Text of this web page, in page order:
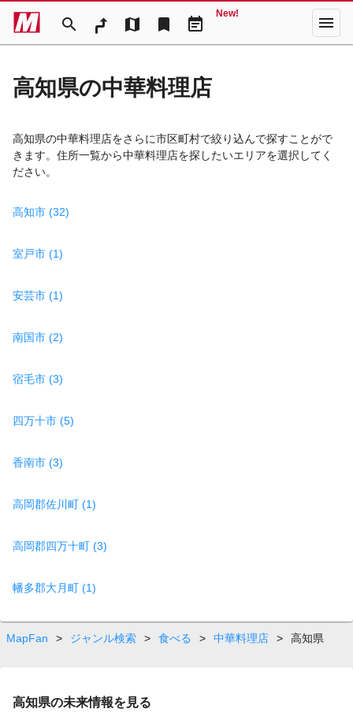
search map bookmark event_note
New! menu
高知県の中華料理店
高知県の中華料理店をさらに市区町村で絞り込んで探すことがで
きます。住所一覧から中華料理店を探したいエリアを選択してく
ださい。
高知市 (32)
室戸市 (1)
安芸市 (1)
南国市 (2)
宿毛市 (3)
四万十市 (5)
香南市 (3)
高岡郡佐川町 (1)
高岡郡四万十町 (3)
幡多郡大月町 (1)
MapFan > ジャンル検索 > 食べる > 中華料理店 > 高知県
高知県の未来情報を見る